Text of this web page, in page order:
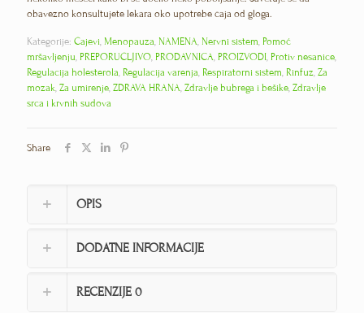
obavezno konsultujete lekara oko upotrebe čaja od gloga.
Kategorije: Čajevi, Menopauza, NAMENA, Nervni sistem, Pomoć
mršavljenju, PREPORUČLJIVO, PRODAVNICA, PROIZVODI, Protiv nesanice,
Regulacija holesterola, Regulacija varenja, Respiratorni sistem, Rinfuz, Za
mozak, Za umirenje, ZDRAVA HRANA, Zdravlje bubrega i bešike, Zdravlje
srca i krvnih sudova
Share
OPIS
DODATNE INFORMACIJE
RECENZIJE 0